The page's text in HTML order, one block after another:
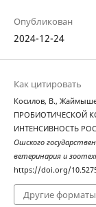
Опубликован
2024-12-24
Как цитировать
Косилов, В.,
ПРОБИОТИЧЕСКОЙ
ИНТЕНСИВНОСТЬ
Ошского
ветеринария и
https://doi.org/
Другие